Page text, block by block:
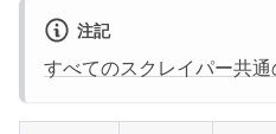
注記
すべてのスクレイパー共通